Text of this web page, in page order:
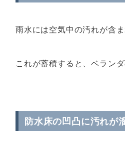
雨水には空気中の汚れが含
これが蓄積すると、ベラン
防水床の凹凸に汚れが